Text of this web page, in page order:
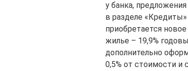
у банка,
в разделе «Кредиты»
приобретается
жилье – 19,9%
дополнительно
0,5% от стоимости и